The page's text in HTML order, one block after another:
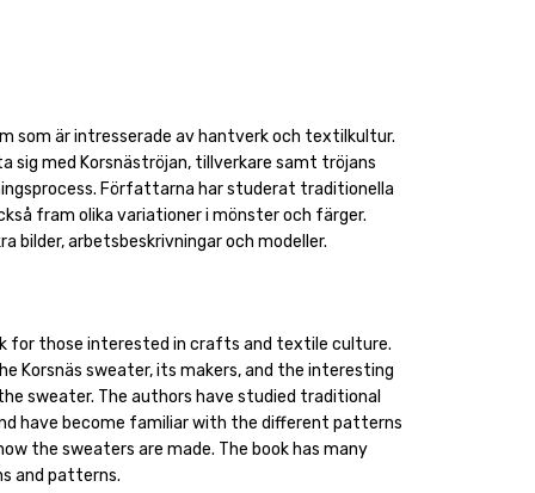
som är intresserade av hantverk och textilkultur.
sig med Korsnäströjan, tillverkare samt tröjans
Författarna har studerat traditionella
fram olika variationer i mönster och färger.
bilder, arbetsbeskrivningar och modeller.
for those interested in crafts and textile culture.
Korsnäs sweater, its makers, and the interesting
sweater. The authors have studied traditional
have become familiar with the different patterns
the sweaters are made. The book has many
and patterns.